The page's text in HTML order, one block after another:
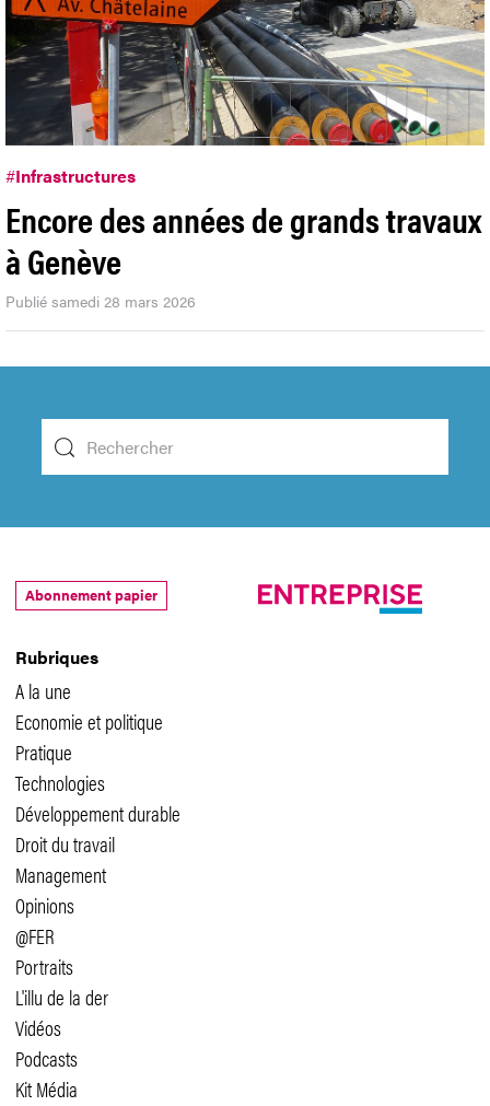
#Infrastructures
Encore des années de grands travaux
à Genève
Publié samedi 28 mars 2026
Rubriques
A la une
Economie et politique
Pratique
Technologies
Développement durable
Droit du travail
Management
Opinions
@FER
Portraits
L'illu de la der
Vidéos
Podcasts
Kit Média
Abonnement papier